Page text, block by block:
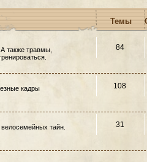
Темы
также травмы,
84
кадры
108
тайн. 31